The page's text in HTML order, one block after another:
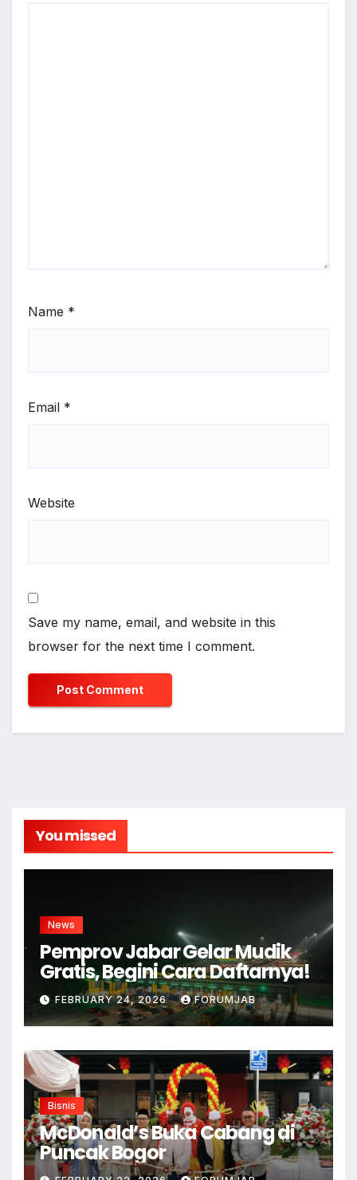
Name *
Email *
Website
Save my name, email, and website in this
browser for the next time I comment.
You missed
News
Pemprov Jabar Gelar Mudik
Gratis, Begini Cara Daftarnya!
FEBRUARY 24, 2026 FORUMJAB
Bisnis
McDonald’s Buka Cabang di
Puncak Bogor